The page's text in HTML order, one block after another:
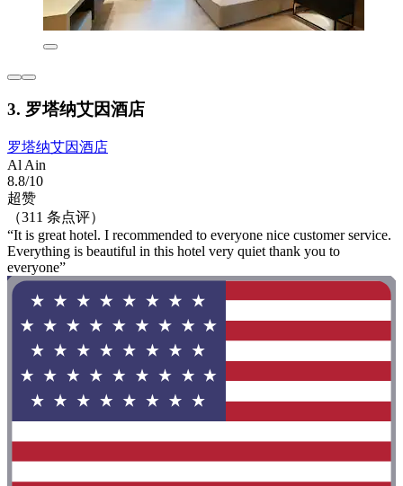
3. 罗塔纳艾因酒店
罗塔纳艾因酒店
Al Ain
8.8/10
超赞
（311 条点评）
“It is great hotel. I recommended to everyone nice customer service.
Everything is beautiful in this hotel very quiet thank you to
everyone”